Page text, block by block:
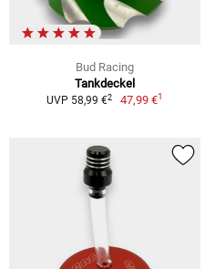
Bud Racing
Tankdeckel
UVP 58,99 €2 47,99 €1